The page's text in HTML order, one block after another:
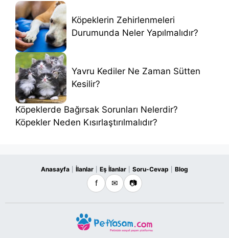
Köpeklerin Zehirlenmeleri
Durumunda Neler Yapılmalıdır?
Yavru Kediler Ne Zaman Sütten
Kesilir?
Köpeklerde Bağırsak Sorunları Nelerdir?
Köpekler Neden Kısırlaştırılmalıdır?
Anasayfa İlanlar Eş İlanlar Soru-Cevap Blog
f ✉ 📷